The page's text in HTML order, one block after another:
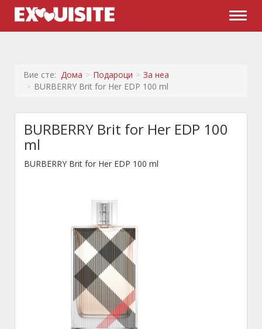
Вие сте: Дома Подароци
За неа
BURBERRY Brit for Her EDP 100 ml
BURBERRY Brit for Her EDP 100
ml
BURBERRY Brit for Her EDP 100 ml